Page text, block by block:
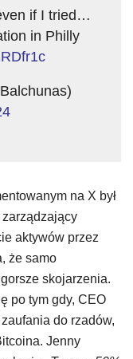
if I tried…
in Philly
na X był
zarządzający
aktywów przez
że samo
skojarzenia.
po tym gdy, CEO
do rzadów,
Jenny